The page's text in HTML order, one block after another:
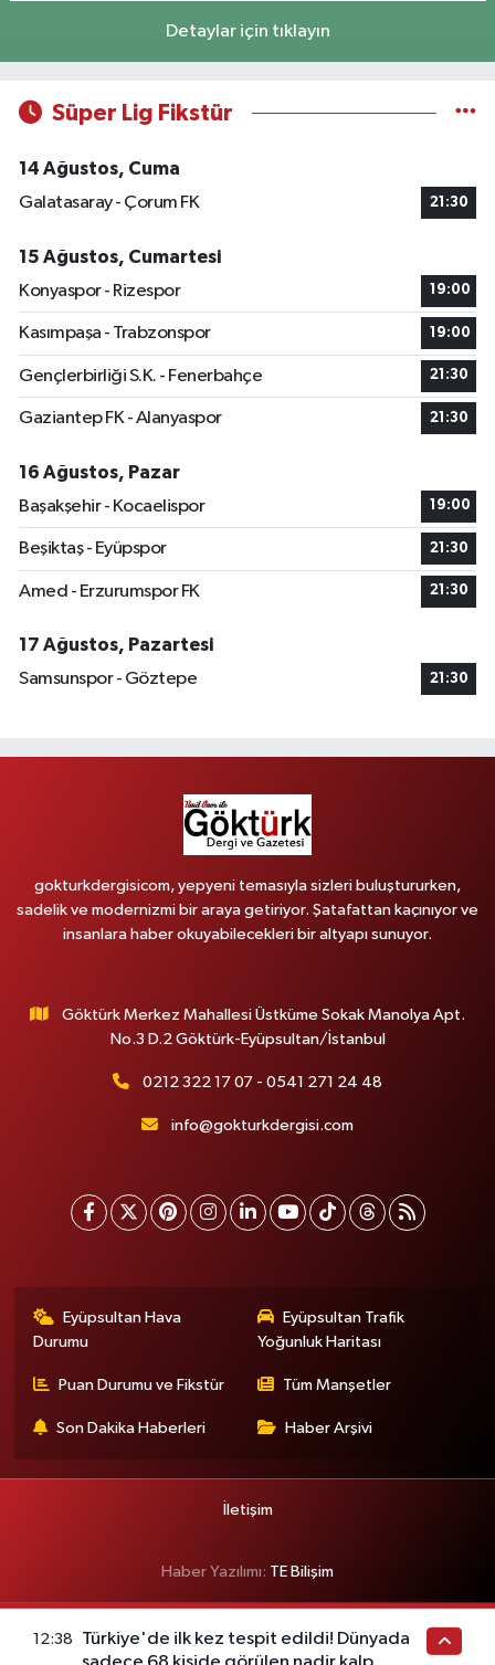
Detaylar için tıklayın
Süper Lig Fikstür
14 Ağustos, Cuma
Galatasaray - Çorum FK
21:30
15 Ağustos, Cumartesi
Konyaspor - Rizespor
19:00
Kasımpaşa - Trabzonspor 19:00
Gençlerbirliği S.K. - Fenerbahçe 21:30
Gaziantep FK - Alanyaspor 21:30
16 Ağustos, Pazar
Başakşehir - Kocaelispor
19:00
Beşiktaş - Eyüpspor 21:30
Amed - Erzurumspor FK 21:30
17 Ağustos, Pazartesi
Samsunspor - Göztepe
21:30
gokturkdergisicom, yepyeni temasıyla sizleri buluştururken,
sadelik ve modernizmi bir araya getiriyor. Şatafattan kaçınıyor ve
insanlara haber okuyabilecekleri bir altyapı sunuyor.
Göktürk Merkez Mahallesi Üstküme Sokak Manolya Apt.
No.3 D.2 Göktürk-Eyüpsultan/İstanbul
0212 322 17 07 - 0541 271 24 48
info@gokturkdergisi.com
Eyüpsultan Hava
Durumu
Eyüpsultan Trafik
Yoğunluk Haritası
Puan Durumu ve Fikstür Tüm Manşetler
Son Dakika Haberleri Haber Arşivi
İletişim
Haber Yazılımı: TE Bilişim
12:38
Türkiye'de ilk kez tespit edildi! Dünyada